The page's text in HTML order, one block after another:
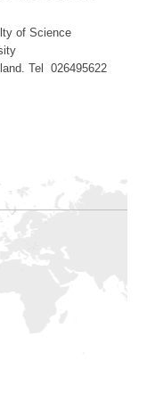
of Science
Tel 026495622